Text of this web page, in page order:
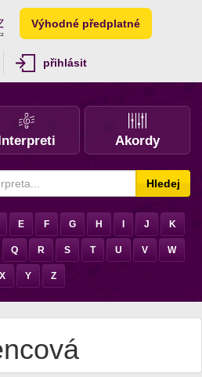
Výhodné předplatné
přihlásit
Akordy
Hledej
E F G H J K
Q R S T U V W
X Y Z